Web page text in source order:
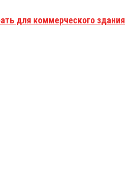
для коммерческого здания